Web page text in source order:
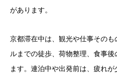
があります。
京都滞在中は、観光や仕事その
ルまでの徒歩、荷物整理、食事
ます。連泊中や出発前は、疲れ